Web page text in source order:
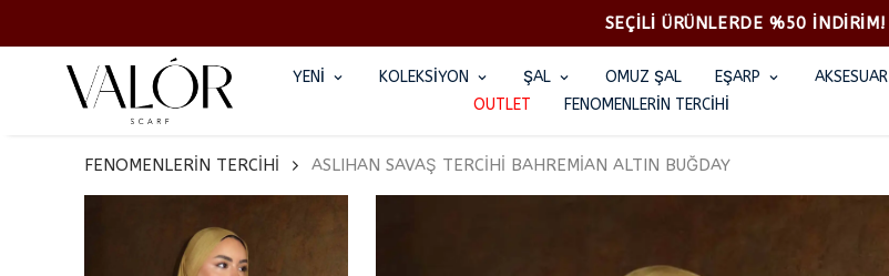
SEÇİLİ ÜRÜNLERDE %50 İNDİRİM!
YENİ KOLEKSİYON ŞAL OMUZ ŞAL EŞARP
AKSESUAR
OUTLET
FENOMENLERİN TERCİHİ
FENOMENLERİN TERCİHİ ASLIHAN SAVAŞ TERCİHİ BAHREMİAN ALTIN BUĞDAY